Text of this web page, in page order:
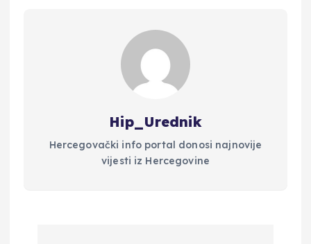
Hip_Urednik
Hercegovački info portal donosi najnovije
vijesti iz Hercegovine